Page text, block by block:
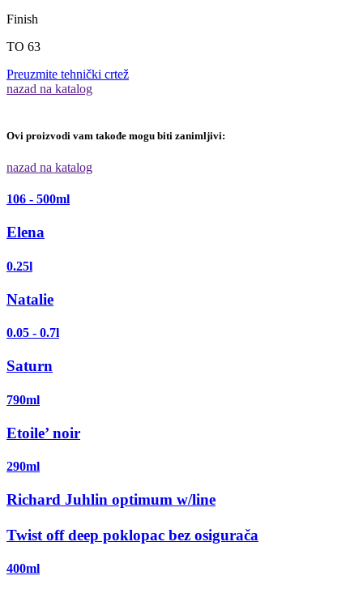
Finish
TO 63
Preuzmite tehnički crtež
nazad na katalog
Ovi proizvodi vam takođe mogu biti zanimljivi:
nazad na katalog
106 - 500ml
Elena
0.25l
Natalie
0.05 - 0.7l
Saturn
790ml
Etoile’ noir
290ml
Richard Juhlin optimum w/line
Twist off deep poklopac bez osigurača
400ml